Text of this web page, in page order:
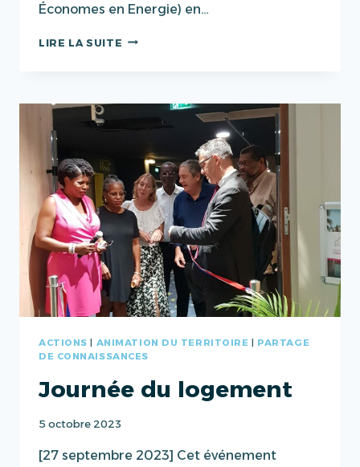
Économes en Energie) en…
LIRE LA SUITE DISPOSITIF
ACTIONS ANIMATION DU TERRITOIRE
PARTAGE
DE CONNAISSANCES
Journée du logement
5 octobre 2023
[27 septembre 2023] Cet événement